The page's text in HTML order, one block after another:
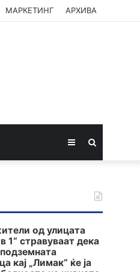
МАРКЕТИНГ АРХИВА
Sidebar
од улицата
1“ стравуваат дека
кај „Лимак“ ќе ја